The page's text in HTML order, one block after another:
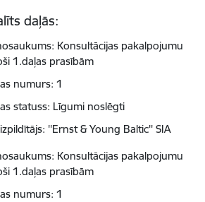
daļās:
Konsultācijas pakalpojumu
1.daļas prasībām
numurs: 1
statuss: Līgumi noslēgti
''Ernst & Young Baltic'' SIA
Konsultācijas pakalpojumu
1.daļas prasībām
numurs: 1